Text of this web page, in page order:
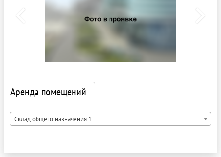
Аренда помещений
Склад общего назначения 1